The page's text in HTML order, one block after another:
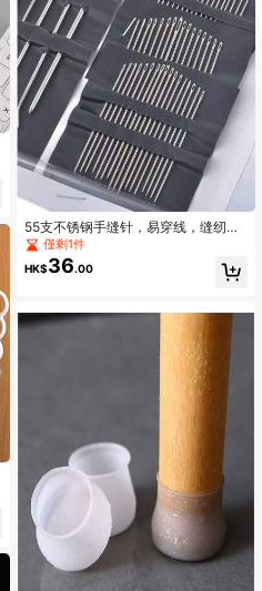
55支不锈钢手缝针，易穿线，缝纫工
具 僅剩1件
HK$36.00